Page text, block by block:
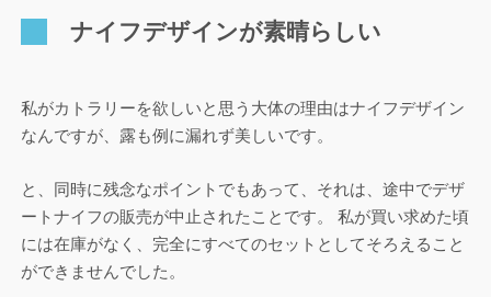
ナイフデザインが素晴らしい
私がカトラリーを欲しいと思う大体の理由はナイフデザイン
なんですが、露も例に漏れず美しいです。
と、同時に残念なポイントでもあって、それは、途中でデザ
ートナイフの販売が中止されたことです。 私が買い求めた頃
には在庫がなく、完全にすべてのセットとしてそろえること
ができませんでした。